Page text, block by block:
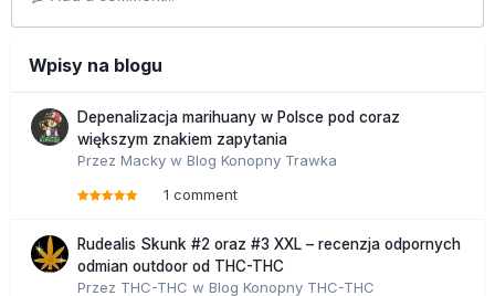
Wpisy na blogu
Depenalizacja marihuany w Polsce pod coraz
większym znakiem zapytania
Przez Macky w Blog Konopny Trawka
1 comment
Rudealis Skunk #2 oraz #3 XXL – recenzja odpornych
odmian outdoor od THC-THC
Przez THC-THC w Blog Konopny THC-THC